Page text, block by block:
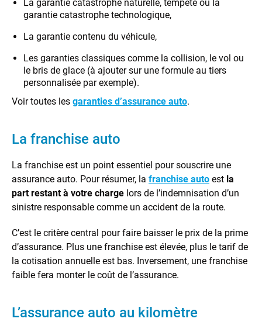
La garantie catastrophe naturelle, tempête ou la
garantie catastrophe technologique,
La garantie contenu du véhicule,
Les garanties classiques comme la collision, le vol ou
le bris de glace (à ajouter sur une formule au tiers
personnalisée par exemple).
Voir toutes les garanties d’assurance auto.
La franchise auto
La franchise est un point essentiel pour souscrire une
assurance auto. Pour résumer, la franchise auto est la
part restant à votre charge lors de l’indemnisation d’un
sinistre responsable comme un accident de la route.
C’est le critère central pour faire baisser le prix de la prime
d’assurance. Plus une franchise est élevée, plus le tarif de
la cotisation annuelle est bas. Inversement, une franchise
faible fera monter le coût de l’assurance.
L’assurance auto au kilomètre